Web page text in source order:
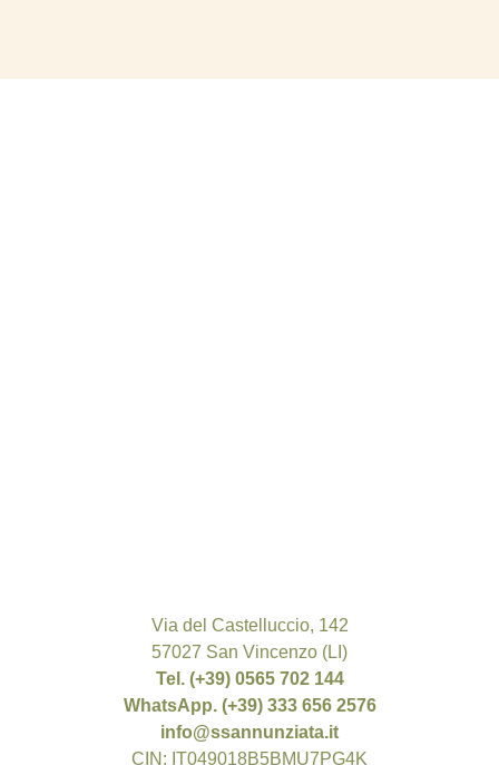
Via del Castelluccio, 142
57027 San Vincenzo (LI)
Tel. (+39) 0565 702 144
WhatsApp. (+39) 333 656 2576
info@ssannunziata.it
CIN: IT049018B5BMU7PG4K